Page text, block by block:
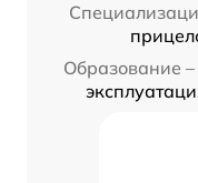
Образование –